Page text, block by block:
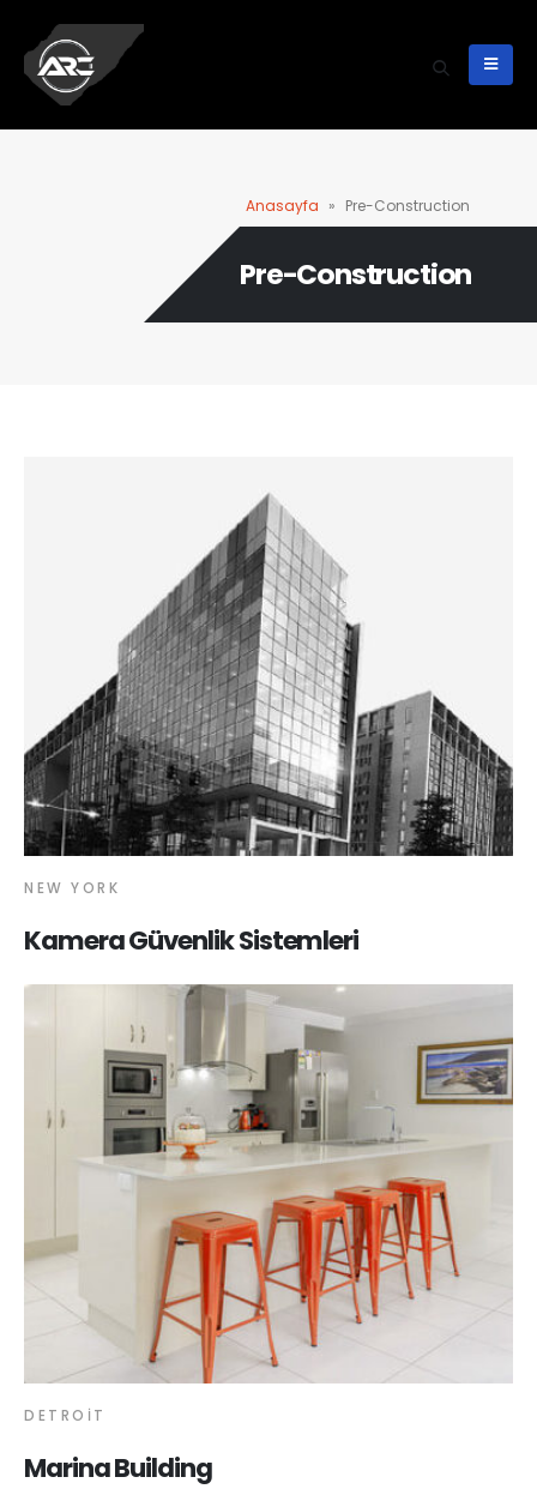
Anasayfa » Pre-Construction
Pre-Construction
Kamera Güvenlik Sistemleri
NEW YORK
Marina Building
DETROIT